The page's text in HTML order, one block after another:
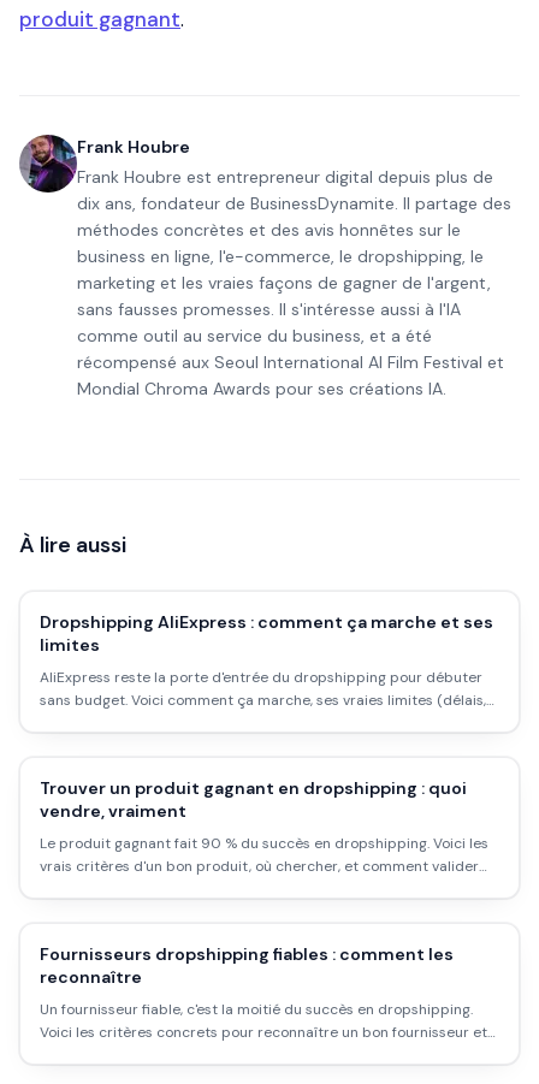
produit gagnant.
Frank Houbre
Frank Houbre est entrepreneur digital depuis plus de
dix ans, fondateur de BusinessDynamite. Il partage des
méthodes concrètes et des avis honnêtes sur le
business en ligne, l'e-commerce, le dropshipping, le
marketing et les vraies façons de gagner de l'argent,
sans fausses promesses. Il s'intéresse aussi à l'IA
comme outil au service du business, et a été
récompensé aux Seoul International AI Film Festival et
Mondial Chroma Awards pour ses créations IA.
À lire aussi
Dropshipping AliExpress : comment ça marche et ses
limites
AliExpress reste la porte d'entrée du dropshipping pour débuter
sans budget. Voici comment ça marche, ses vraies limites (délais,
Trouver un produit gagnant en dropshipping : quoi
vendre, vraiment
Le produit gagnant fait 90 % du succès en dropshipping. Voici les
vrais critères d'un bon produit, où chercher, et comment valider
Fournisseurs dropshipping fiables : comment les
reconnaître
Un fournisseur fiable, c'est la moitié du succès en dropshipping.
Voici les critères concrets pour reconnaître un bon fournisseur et